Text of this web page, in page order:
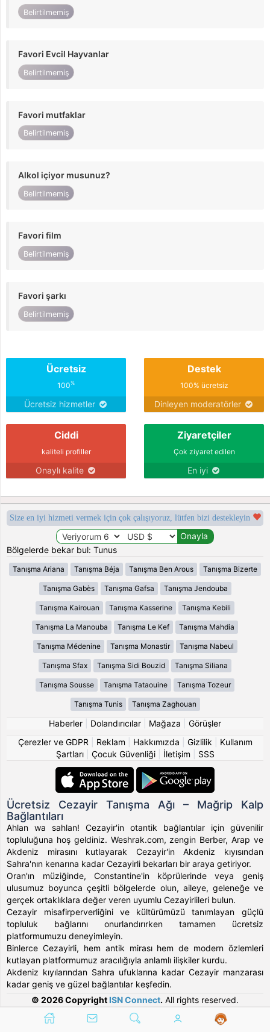
Belirtilmemiş
Favori Evcil Hayvanlar
Belirtilmemiş
Favori mutfaklar
Belirtilmemiş
Alkol içiyor musunuz?
Belirtilmemiş
Favori film
Belirtilmemiş
Favori şarkı
Belirtilmemiş
Ücretsiz
100%
Ücretsiz hizmetler
Destek
100% ücretsiz
Dinleyen moderatörler
Ciddi
kaliteli profiller
Onaylı kalite
Ziyaretçiler
Çok ziyaret edilen
En iyi
Size en iyi hizmeti vermek için çok çalışıyoruz, lütfen bizi destekleyin
Bölgelerde bekar bul: Tunus
Tanışma Ariana Tanışma Béja Tanışma Ben Arous Tanışma Bizerte
Tanışma Gabès Tanışma Gafsa Tanışma Jendouba
Tanışma Kairouan Tanışma Kasserine Tanışma Kebili
Tanışma La Manouba Tanışma Le Kef Tanışma Mahdia
Tanışma Médenine Tanışma Monastir Tanışma Nabeul
Tanışma Sfax Tanışma Sidi Bouzid Tanışma Siliana
Tanışma Sousse Tanışma Tataouine Tanışma Tozeur
Tanışma Tunis Tanışma Zaghouan
Haberler Dolandırıcılar Mağaza
Görüşler
Çerezler ve GDPR
Reklam Hakkımızda Gizlilik
Kullanım
Şartları| Çocuk Güvenliği| İletişim SSS
Ücretsiz Cezayir Tanışma Ağı – Mağrip Kalp
Bağlantıları
Ahlan wa sahlan! Cezayir'in otantik bağlantılar için güvenilir
topluluğuna hoş geldiniz. Weshrak.com, zengin Berber, Arap ve
Akdeniz mirasını kutlayarak Cezayir'in Akdeniz kıyısından
Sahra'nın kenarına kadar Cezayirli bekarları bir araya getiriyor.
Oran'ın müziğinde, Constantine'in köprülerinde veya geniş
ulusumuz boyunca çeşitli bölgelerde olun, aileye, geleneğe ve
gerçek ortaklıklara değer veren uyumlu Cezayirlileri bulun.
Cezayir misafirperverliğini ve kültürümüzü tanımlayan güçlü
topluluk bağlarını onurlandırırken tamamen ücretsiz
platformumuzu deneyimleyin.
Binlerce Cezayirli, hem antik mirası hem de modern özlemleri
kutlayan platformumuz aracılığıyla anlamlı ilişkiler kurdu.
Akdeniz kıyılarından Sahra ufuklarına kadar Cezayir manzarası
kadar geniş ve güzel bağlantılar keşfedin.
© 2026 Copyright ISN Connect. All rights reserved.